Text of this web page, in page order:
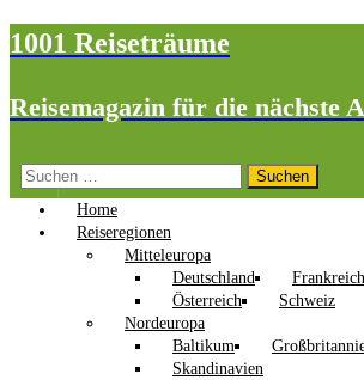
1001 Reiseträume
Reisemagazin für die nächste
Suchen
nach:
Home
Reiseregionen
Mitteleuropa
Deutschland
Frankreich
Österreich
Schweiz
Nordeuropa
Baltikum
Skandinavien